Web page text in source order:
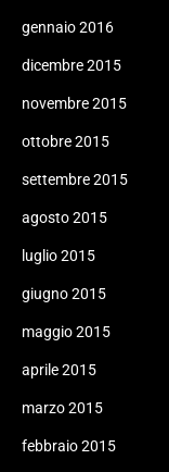
gennaio 2016
dicembre 2015
novembre 2015
ottobre 2015
settembre 2015
agosto 2015
luglio 2015
giugno 2015
maggio 2015
aprile 2015
marzo 2015
febbraio 2015